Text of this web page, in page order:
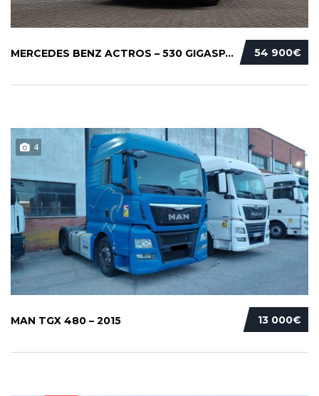
54 900€
MERCEDES BENZ ACTROS – 530 GIGASPACE
4
13 000€
MAN TGX 480 – 2015